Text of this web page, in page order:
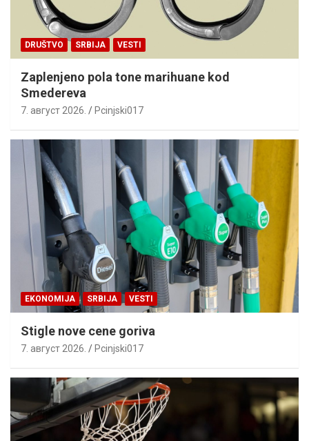
DRUŠTVO SRBIJA VESTI
Zaplenjeno pola tone marihuane kod
Smedereva
7. август 2026. Pcinjski017
EKONOMIJA SRBIJA VESTI
Stigle nove cene goriva
7. август 2026. Pcinjski017